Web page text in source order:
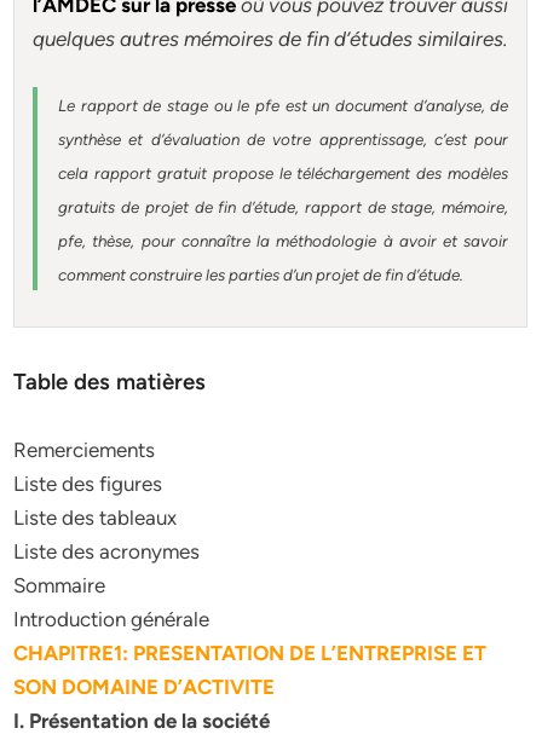
l’AMDEC sur la presseoù vous pouvez trouver aussi
quelques autresmémoiresde fin d’études similaires.
Le rapport de stage ou le pfe est un document d’analyse, de
synthèse et d’évaluation de votre apprentissage, c’est pour
cela rapport gratuit propose le téléchargement des modèles
gratuits de projet de fin d’étude, rapport de stage, mémoire,
pfe, thèse, pour connaître la méthodologie à avoir et savoir
comment construire les parties d’un projet de fin d’étude
Table des matières
Remerciements
Liste des figures
Liste des tableaux
Liste des acronymes
Sommaire
Introduction générale
CHAPITRE1: PRESENTATION DE L’ENTREPRISE ET
SON DOMAINE D’ACTIVITE
I. Présentation de la société